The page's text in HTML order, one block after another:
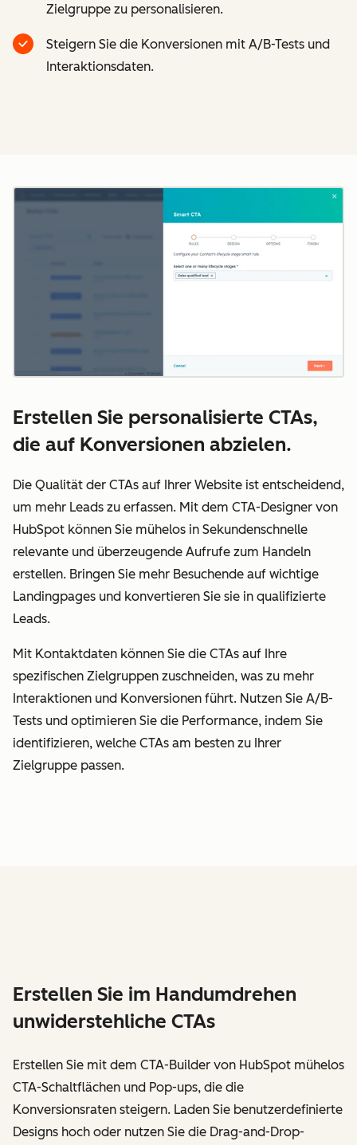
Zielgruppe zu personalisieren.
Steigern Sie die Konversionen mit A/B-Tests und
Interaktionsdaten.
Erstellen Sie personalisierte CTAs,
die auf Konversionen abzielen.
Die Qualität der CTAs auf Ihrer Website ist entscheidend,
um mehr Leads zu erfassen. Mit dem CTA-Designer von
HubSpot können Sie mühelos in Sekundenschnelle
relevante und überzeugende Aufrufe zum Handeln
erstellen. Bringen Sie mehr Besuchende auf wichtige
Landingpages und konvertieren Sie sie in qualifizierte
Leads.
Mit Kontaktdaten können Sie die CTAs auf Ihre
spezifischen Zielgruppen zuschneiden, was zu mehr
Interaktionen und Konversionen führt. Nutzen Sie A/B-
Tests und optimieren Sie die Performance, indem Sie
identifizieren, welche CTAs am besten zu Ihrer
Zielgruppe passen.
Erstellen Sie im Handumdrehen
unwiderstehliche CTAs
Erstellen Sie mit dem CTA-Builder von HubSpot mühelos
CTA-Schaltflächen und Pop-ups, die die
Konversionsraten steigern. Laden Sie benutzerdefinierte
Designs hoch oder nutzen Sie die Drag-and-Drop-